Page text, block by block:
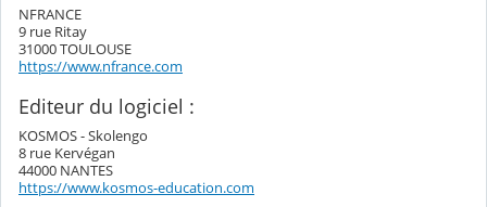
NFRANCE
9 rue Ritay
31000 TOULOUSE
https://www.nfrance.com
Editeur du logiciel :
KOSMOS - Skolengo
8 rue Kervégan
44000 NANTES
https://www.kosmos-education.com